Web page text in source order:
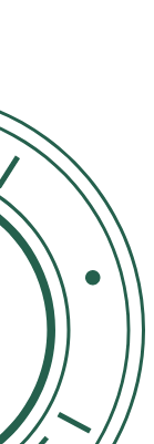
Indicum
Cerifera
Granatum
Lysolecithin,
Leaf Extract,
Europaea
Seed
Ferment Lysate,
Hydrolyzed
Sucrose